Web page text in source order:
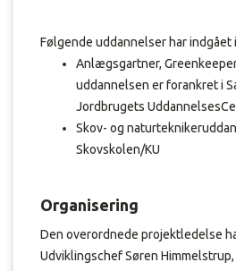
Følgende uddannelser har indgået
Anlægsgartner,
uddannelsen er forankret i
Jordbrugets
Skov- og
Skovskolen/KU
Organisering
Den overordnede projektledelse
Udviklingschef Søren